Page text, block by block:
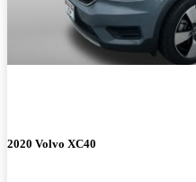
2020 Volvo XC40